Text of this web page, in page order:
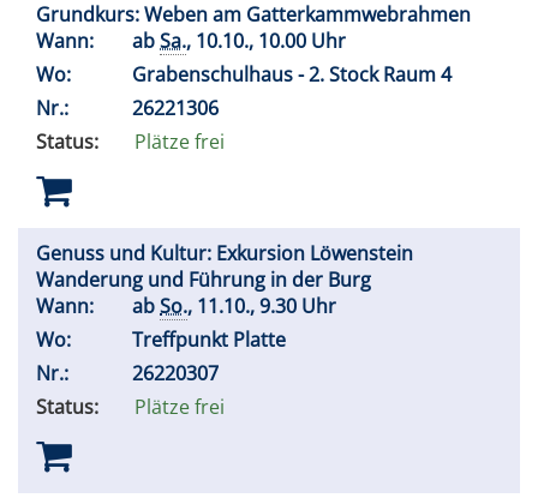
Grundkurs: Weben am Gatterkammwebrahmen
Wann:
abSa., 10.10., 10.00 Uhr
Wo:
Grabenschulhaus - 2. Stock Raum 4
Nr.:
26221306
Status:
Plätze frei
Genuss und Kultur: Exkursion Löwenstein
Wanderung und Führung in der Burg
Wann:
abSo., 11.10., 9.30 Uhr
Wo:
Treffpunkt Platte
Nr.:
26220307
Status:
Plätze frei